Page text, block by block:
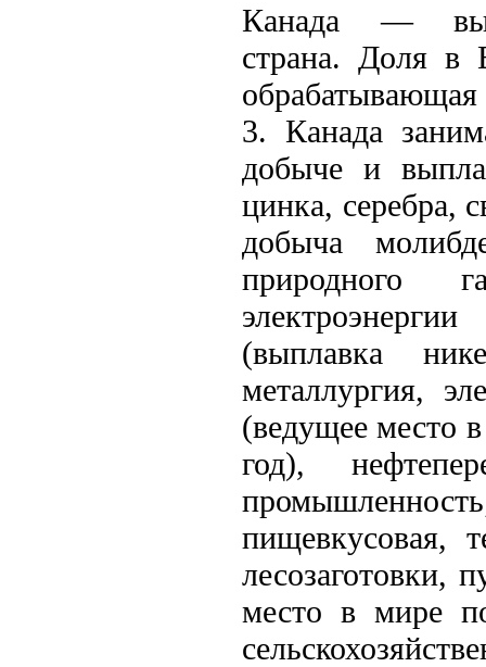
Канада —
страна. Доля
обрабатывающая
3. Канада
добыче и
цинка, серебра,
добыча
природного
(выплавка
металлургия,
(ведущее место
год),
пищевкусовая,
лесозаготовки,
место в мире